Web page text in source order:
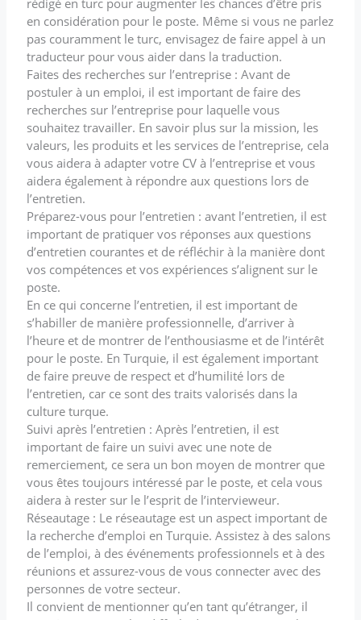
en considération pour le poste. Même si vous ne parlez
pas couramment le turc, envisagez de faire appel à un
traducteur pour vous aider dans la traduction.
Faites des recherches sur l’entreprise : Avant de
postuler à un emploi, il est important de faire des
recherches sur l’entreprise pour laquelle vous
souhaitez travailler. En savoir plus sur la mission, les
valeurs, les produits et les services de l’entreprise, cela
vous aidera à adapter votre CV à l’entreprise et vous
aidera également à répondre aux questions lors de
l’entretien.
Préparez-vous pour l’entretien : avant l’entretien, il est
important de pratiquer vos réponses aux questions
d’entretien courantes et de réfléchir à la manière dont
vos compétences et vos expériences s’alignent sur le
poste.
En ce qui concerne l’entretien, il est important de
s’habiller de manière professionnelle, d’arriver à
l’heure et de montrer de l’enthousiasme et de l’intérêt
pour le poste. En Turquie, il est également important
de faire preuve de respect et d’humilité lors de
l’entretien, car ce sont des traits valorisés dans la
culture turque.
Suivi après l’entretien : Après l’entretien, il est
important de faire un suivi avec une note de
remerciement, ce sera un bon moyen de montrer que
vous êtes toujours intéressé par le poste, et cela vous
aidera à rester sur le l’esprit de l’intervieweur.
Réseautage : Le réseautage est un aspect important de
la recherche d’emploi en Turquie. Assistez à des salons
de l’emploi, à des événements professionnels et à des
réunions et assurez-vous de vous connecter avec des
personnes de votre secteur.
Il convient de mentionner qu’en tant qu’étranger, il